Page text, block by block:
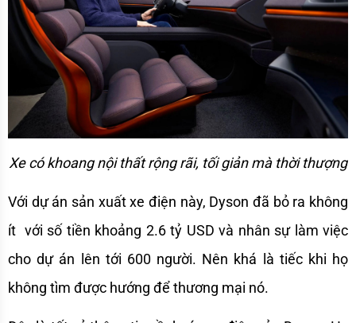
Xe có khoang nội thất rộng rãi, tối giản mà thời thượng
Với dự án sản xuất xe điện này, Dyson đã bỏ ra không
ít  với số tiền khoảng 2.6 tỷ USD và nhân sự làm việc
cho dự án lên tới 600 người. Nên khá là tiếc khi họ
không tìm được hướng để thương mại nó.